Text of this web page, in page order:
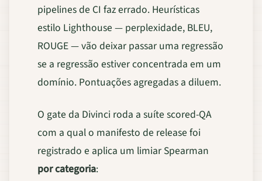
pipelines de CI faz errado. Heurísticas
estilo Lighthouse — perplexidade, BLEU,
ROUGE — vão deixar passar uma regressão
se a regressão estiver concentrada em um
domínio. Pontuações agregadas a diluem.
O gate da Divinci roda a suíte scored-QA
com a qual o manifesto de release foi
registrado e aplica um limiar Spearman
por categoria: